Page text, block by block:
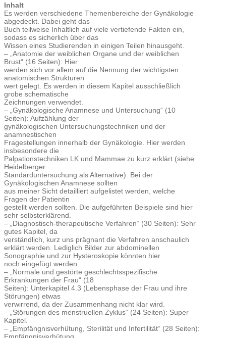
Inhalt
Es werden verschiedene Themenbereiche der Gynäkologie
abgedeckt. Dabei geht das
Buch teilweise Inhaltlich auf viele vertiefende Fakten ein,
sodass es sicherlich über das
Wissen eines Studierenden in einigen Teilen hinausgeht.
– „Anatomie der weiblichen Organe und der weiblichen
Brust“ (16 Seiten): Hier
werden sich vor allem auf die Nennung der wichtigsten
anatomischen Strukturen
wert gelegt. Es werden in diesem Kapitel ausschließlich
grobe schematische
Zeichnungen verwendet.
– „Gynäkologische Anamnese und Untersuchung“ (10
Seiten): Aufzählung der
gynäkologischen Untersuchungstechniken und der
anamnestischen
Fragestellungen innerhalb der Gynäkologie. Hier werden
insbesondere die
Palpationstechniken LK und Mammae zu kurz erklärt (siehe
Heidelberger
Standarduntersuchung als Alternative). Bei der
Gynäkologischen Anamnese sollten
aus meiner Sicht detailliert aufgelistet werden, welche
Fragen der Patientin
gestellt werden sollten. Die aufgeführten Beispiele sind hier
sehr selbsterklärend.
– „Diagnostisch-therapeutische Verfahren“ (30 Seiten): Sehr
gutes Kapitel, da
verständlich, kurz uns prägnant die Verfahren anschaulich
erklärt werden. Lediglich Bilder zur abdominellen
Sonographie und zur Hysteroskopie könnten hier
noch eingefügt werden.
– „Normale und gestörte geschlechtsspezifische
Erkrankungen der Frau“ (18
Seiten): Unterkapitel 4.3 (Lebensphase der Frau und ihre
Störungen) etwas
verwirrend, da der Zusammenhang nicht klar wird.
– „Störungen des menstruellen Zyklus“ (24 Seiten): Super
Kapitel.
– „Empfängnisverhütung, Sterilität und Infertilität“ (28 Seiten):